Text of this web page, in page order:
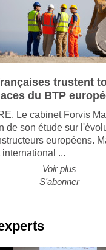
trustent
du BTP
Le cabinet Forvis
de son étude sur
européens.
Voir plus